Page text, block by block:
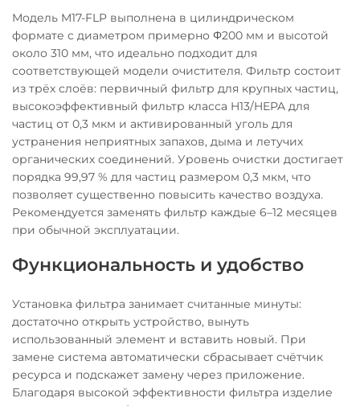
Модель M17-FLP выполнена в цилиндрическом
формате с диаметром примерно Φ200 мм и высотой
около 310 мм, что идеально подходит для
соответствующей модели очистителя. Фильтр состоит
из трёх слоёв: первичный фильтр для крупных частиц,
высокоэффективный фильтр класса H13/HEPA для
частиц от 0,3 мкм и активированный уголь для
устранения неприятных запахов, дыма и летучих
органических соединений. Уровень очистки достигает
порядка 99,97 % для частиц размером 0,3 мкм, что
позволяет существенно повысить качество воздуха.
Рекомендуется заменять фильтр каждые 6–12 месяцев
при обычной эксплуатации.
Функциональность и удобство
Установка фильтра занимает считанные минуты:
достаточно открыть устройство, вынуть
использованный элемент и вставить новый. При
замене система автоматически сбрасывает счётчик
ресурса и подскажет замену через приложение.
Благодаря высокой эффективности фильтра изделие